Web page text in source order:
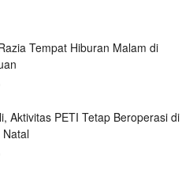
Tempat Hiburan Malam di
Aktivitas PETI Tetap Beroperasi di
Natal